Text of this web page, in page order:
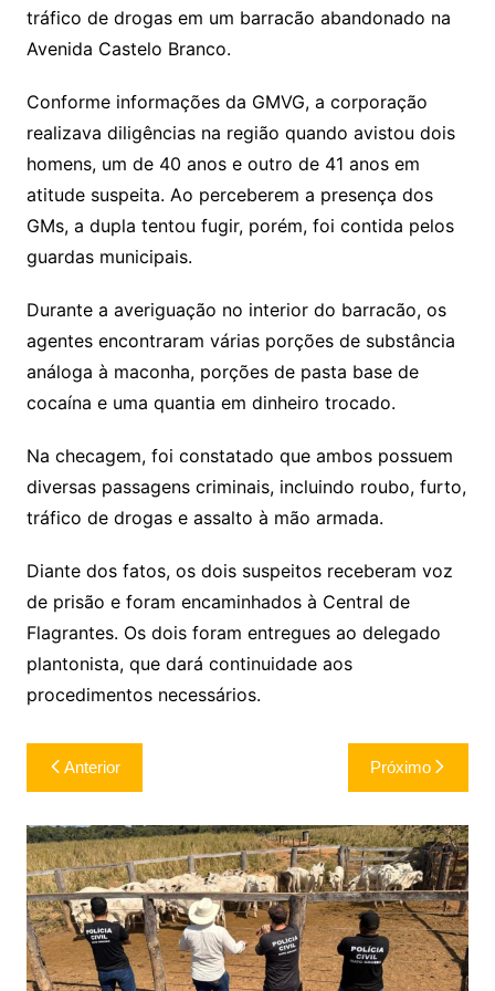
n
k
p
p
m
n
Cl
s
sr
o
m
a
g
e
k.
c
o
m
e o
M
ai
l
d
tráfico de drogas em um barracão abandonado na
Avenida Castelo Branco.
Conforme informações da GMVG, a corporação
realizava diligências na região quando avistou dois
homens, um de 40 anos e outro de 41 anos em
atitude suspeita. Ao perceberem a presença dos
GMs, a dupla tentou fugir, porém, foi contida pelos
guardas municipais.
Durante a averiguação no interior do barracão, os
agentes encontraram várias porções de substância
análoga à maconha, porções de pasta base de
cocaína e uma quantia em dinheiro trocado.
Na checagem, foi constatado que ambos possuem
diversas passagens criminais, incluindo roubo, furto,
tráfico de drogas e assalto à mão armada.
Diante dos fatos, os dois suspeitos receberam voz
de prisão e foram encaminhados à Central de
Flagrantes. Os dois foram entregues ao delegado
plantonista, que dará continuidade aos
procedimentos necessários.
Navegação
de
Post
Anterior Próximo